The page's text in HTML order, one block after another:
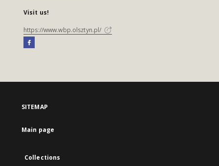
Visit us!
https://www.wbp.olsztyn.pl/
SITEMAP
Main page
Collections